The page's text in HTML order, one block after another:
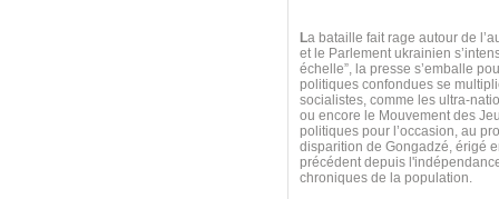
La bataille fait rage autour de
et le Parlement ukrainien
échelle”, la presse s’emballe
politiques confondues se
socialistes, comme les ultra-
ou encore le Mouvement des
politiques pour l’occasion, au
disparition de Gongadzé, érigé
précédent depuis
chroniques de la population.